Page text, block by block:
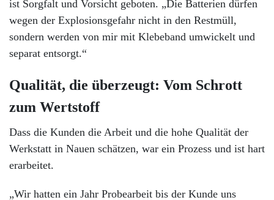
ist Sorgfalt und Vorsicht geboten. „Die Batterien dürfen
wegen der Explosionsgefahr nicht in den Restmüll,
sondern werden von mir mit Klebeband umwickelt und
separat entsorgt.“
Qualität, die überzeugt: Vom Schrott
zum Wertstoff
Dass die Kunden die Arbeit und die hohe Qualität der
Werkstatt in Nauen schätzen, war ein Prozess und ist hart
erarbeitet.
„Wir hatten ein Jahr Probearbeit bis der Kunde uns